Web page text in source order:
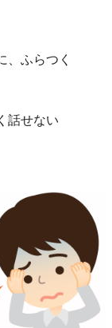
、ふらつく
話せない